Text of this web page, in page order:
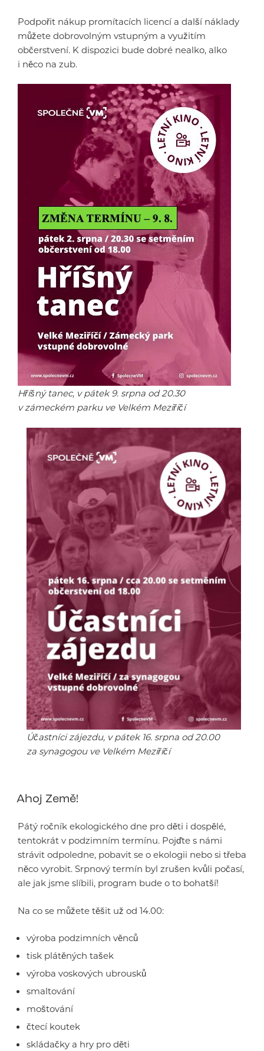
Podpořit nákup promítacích licencí a další náklady
můžete dobrovolným vstupným a využitím
občerstvení. K dispozici bude dobré nealko, alko
i něco na zub.
Hříšný tanec, v pátek 9. srpna od 20.30
v zámeckém parku ve Velkém Meziříčí
Účastníci zájezdu, v pátek 16. srpna od 20.00
za synagogou ve Velkém Meziříčí
Ahoj Země!
Pátý ročník ekologického dne pro děti i dospělé,
tentokrát v podzimním termínu. Pojďte s námi
strávit odpoledne, pobavit se o ekologii nebo si třeba
něco vyrobit. Srpnový termín byl zrušen kvůli počasí,
ale jak jsme slíbili, program bude o to bohatší!
Na co se můžete těšit už od 14.00:
výroba podzimních věnců
tisk plátěných tašek
výroba voskových ubrousků
smaltování
moštování
čtecí koutek
skládačky a hry pro děti